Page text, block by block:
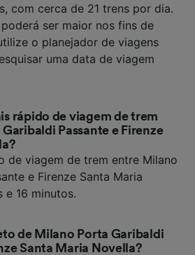
com cerca de 21 trens por dia.
ser maior nos fins de
o planejador de viagens
uma data de viagem
rápido de viagem de trem
Passante e Firenze
de viagem de trem entre Milano
e Firenze Santa Maria
e 16 minutos.
de Milano Porta Garibaldi
Santa Maria Novella?